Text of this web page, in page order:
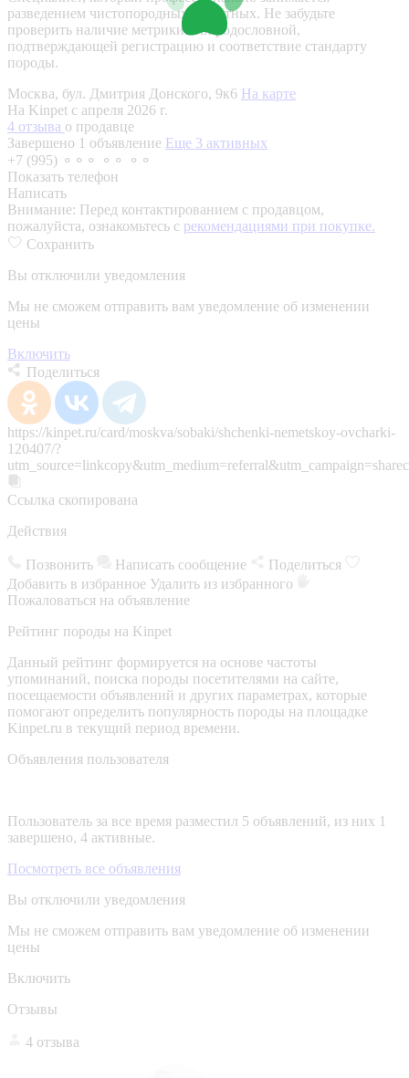
разведением чистопородных животных. Не забудьте
проверить наличие метрики или родословной,
подтверждающей регистрацию и соответствие стандарту
породы.
Москва, бул. Дмитрия Донского, 9к6 На карте
На Kinpet c апреля 2026 г.
4 отзыва о продавце
Завершено 1 объявление Еще 3 активных
+7 (995) ⚬⚬⚬ ⚬⚬ ⚬⚬
Показать телефон
Написать
Внимание: Перед контактированием с продавцом,
пожалуйста, ознакомьтесь с рекомендациями при покупке.
Сохранить
Вы отключили уведомления
Мы не сможем отправить вам уведомление об изменении
цены
Включить
Поделиться
https://kinpet.ru/card/moskva/sobaki/shchenki-nemetskoy-ovcharki-
120407/?
Ссылка скопирована
Действия
Позвонить Написать сообщение
Поделиться
Добавить в избранное Удалить из избранного
Пожаловаться на объявление
Рейтинг породы на Kinpet
Данный рейтинг формируется на основе частоты
упоминаний, поиска породы посетителями на сайте,
посещаемости объявлений и других параметрах, которые
помогают определить популярность породы на площадке
Kinpet.ru в текущий период времени.
Объявления пользователя
Пользователь за все время разместил 5 объявлений, из них 1
завершено, 4 активные.
Посмотреть все объявления
Вы отключили уведомления
Мы не сможем отправить вам уведомление об изменении
цены
Включить
Отзывы
4 отзыва